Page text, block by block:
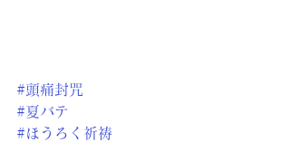
#頭痛封咒
#夏バテ
#ほうろく祈祷